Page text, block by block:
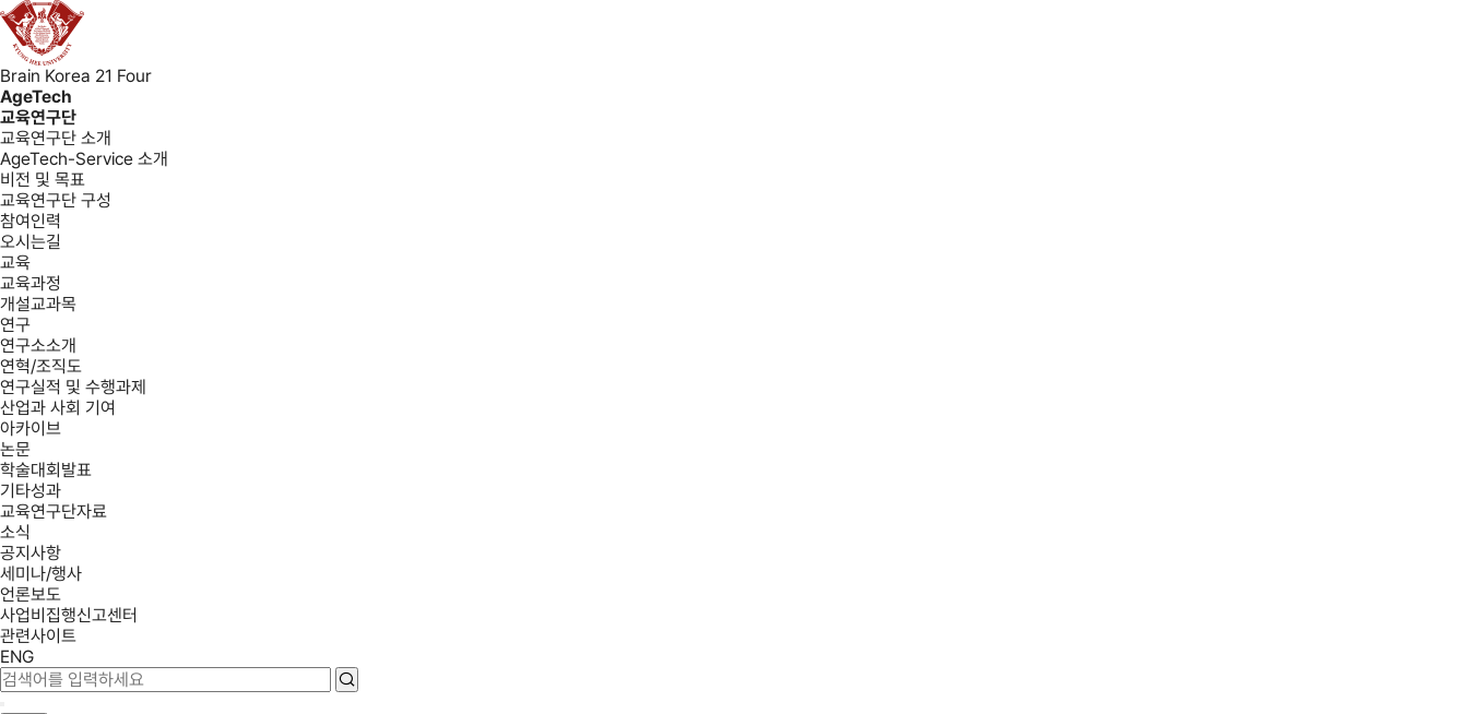
Brain Korea 21 Four
AgeTech
교육연구단
교육연구단 소개
AgeTech-Service 소개
비전 및 목표
교육연구단 구성
참여인력
오시는길
교육
교육과정
개설교과목
연구
연구소소개
연혁/조직도
연구실적 및 수행과제
산업과 사회 기여
아카이브
논문
학술대회발표
기타성과
교육연구단자료
소식
공지사항
세미나/행사
언론보도
사업비집행신고센터
관련사이트
ENG